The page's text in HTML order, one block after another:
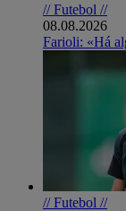
// Futebol //
08.08.2026
Farioli: «Há
// Futebol //